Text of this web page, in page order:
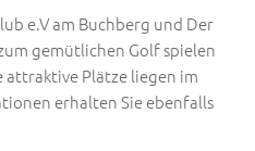
e.V am Buchberg und Der
gemütlichen Golf spielen
attraktive Plätze liegen im
erhalten Sie ebenfalls